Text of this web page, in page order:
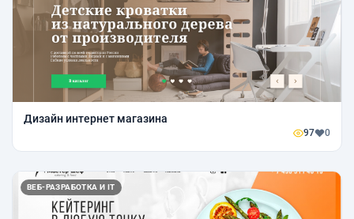
Дизайн интернет магазина
97 0
ВЕБ-РАЗРАБОТКА И IT